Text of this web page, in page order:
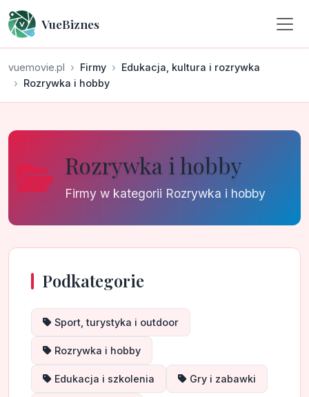
VueBiznes
vuemovie.pl Firmy
Edukacja, kultura i rozrywka
Rozrywka i hobby
Rozrywka i hobby
Firmy w kategorii Rozrywka i hobby
Podkategorie
Sport, turystyka i outdoor
Rozrywka i hobby
Edukacja i szkolenia Gry i zabawki